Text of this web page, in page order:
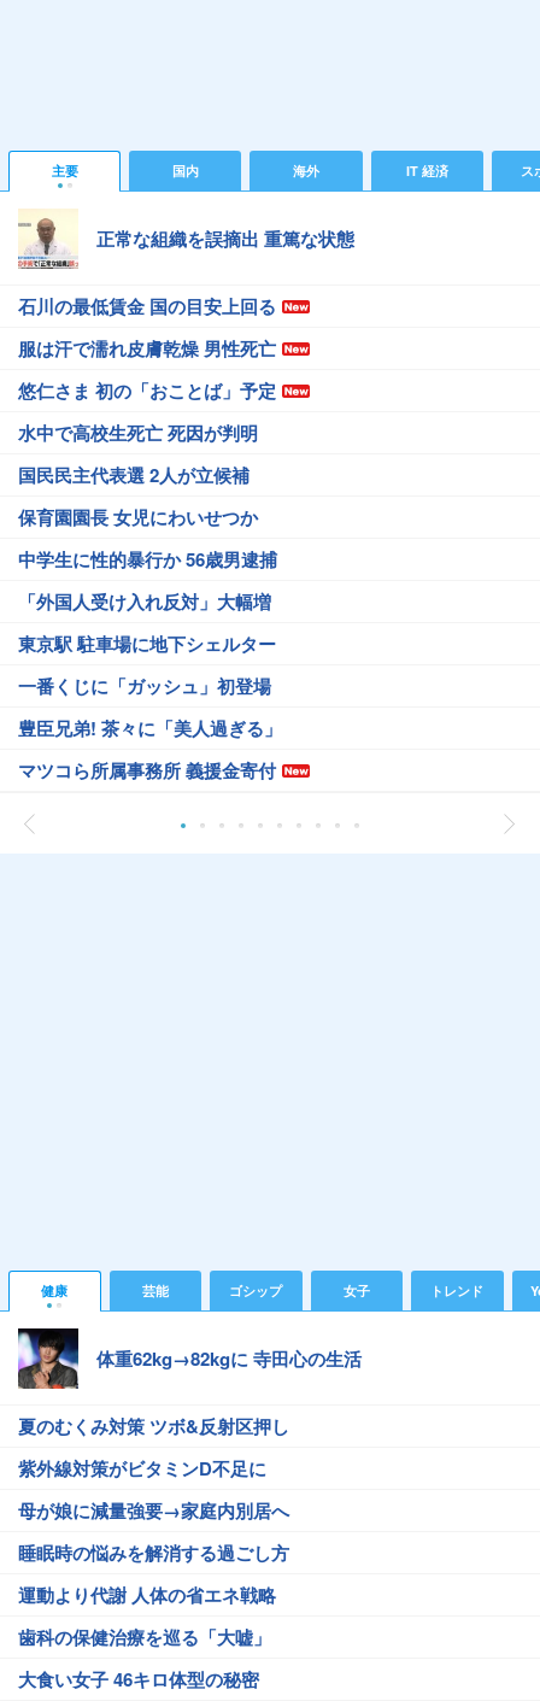
主要 国内 海外 IT 経済 ス
正常な組織を誤摘出 重篤な状態
石川の最低賃金 国の目安上回る
服は汗で濡れ皮膚乾燥 男性死亡
悠仁さま 初の「おことば」予定
水中で高校生死亡 死因が判明
国民民主代表選 2人が立候補
保育園園長 女児にわいせつか
中学生に性的暴行か 56歳男逮捕
「外国人受け入れ反対」大幅増
東京駅 駐車場に地下シェルター
一番くじに「ガッシュ」初登場
豊臣兄弟! 茶々に「美人過ぎる」
マツコら所属事務所 義援金寄付
健康 芸能 ゴシップ 女子 トレンド
体重62kg→82kgに 寺田心の生活
夏のむくみ対策 ツボ&反射区押し
紫外線対策がビタミンD不足に
母が娘に減量強要→家庭内別居へ
睡眠時の悩みを解消する過ごし方
運動より代謝 人体の省エネ戦略
歯科の保健治療を巡る「大嘘」
大食い女子 46キロ体型の秘密